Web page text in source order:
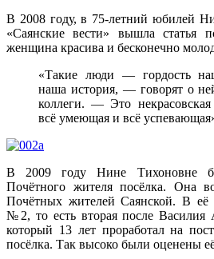
В 2008 году, в 75-летний юбилей
«Саянские вести» вышла статья
женщина красива и бесконечно
«Такие люди — гордость
наша история, — говорят о
коллеги. — Это
всё умеющая и всё
В 2009 году Нине Тихоновне
Почётного жителя посёлка. Она
Почётных жителей Саянской. В её
№2, то есть вторая после Василия
который 13 лет проработал на
посёлка. Так высоко были оценены